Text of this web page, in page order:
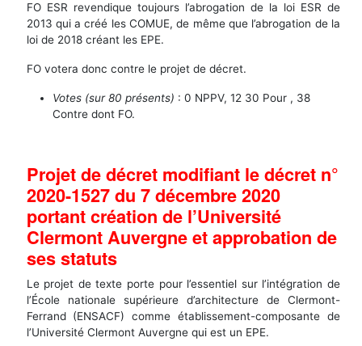
FO ESR revendique toujours l’abrogation de la loi ESR de
2013 qui a créé les COMUE, de même que l’abrogation de la
loi de 2018 créant les EPE.
FO votera donc contre le projet de décret.
Votes (sur 80 présents) : 0 NPPV, 12 30 Pour , 38
Contre dont FO.
Projet de décret modifiant le décret n°
2020-1527 du 7 décembre 2020
portant création de l’Université
Clermont Auvergne et approbation de
ses statuts
Le projet de texte porte pour l’essentiel sur l’intégration de
l’École nationale supérieure d’architecture de Clermont-
Ferrand (ENSACF) comme établissement-composante de
l’Université Clermont Auvergne qui est un EPE.